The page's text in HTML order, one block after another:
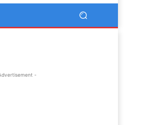
-